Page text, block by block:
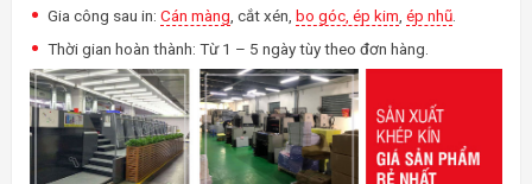
Gia công sau in: Cán màng , cắt xén, bo góc, ép kim ép nhũ
Thời gian hoàn thành: Từ 1 – 5 ngày tùy theo đơn hàng.